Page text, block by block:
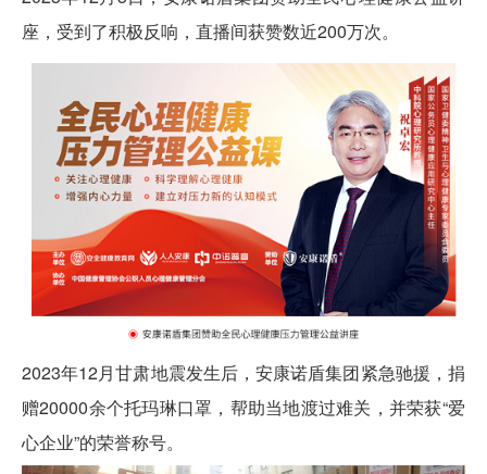
座，受到了积极反响，直播间获赞数近200万次。
2023年12月甘肃地震发生后，安康诺盾集团紧急驰援，捐
赠20000余个托玛琳口罩，帮助当地渡过难关，并荣获“爱
心企业”的荣誉称号。